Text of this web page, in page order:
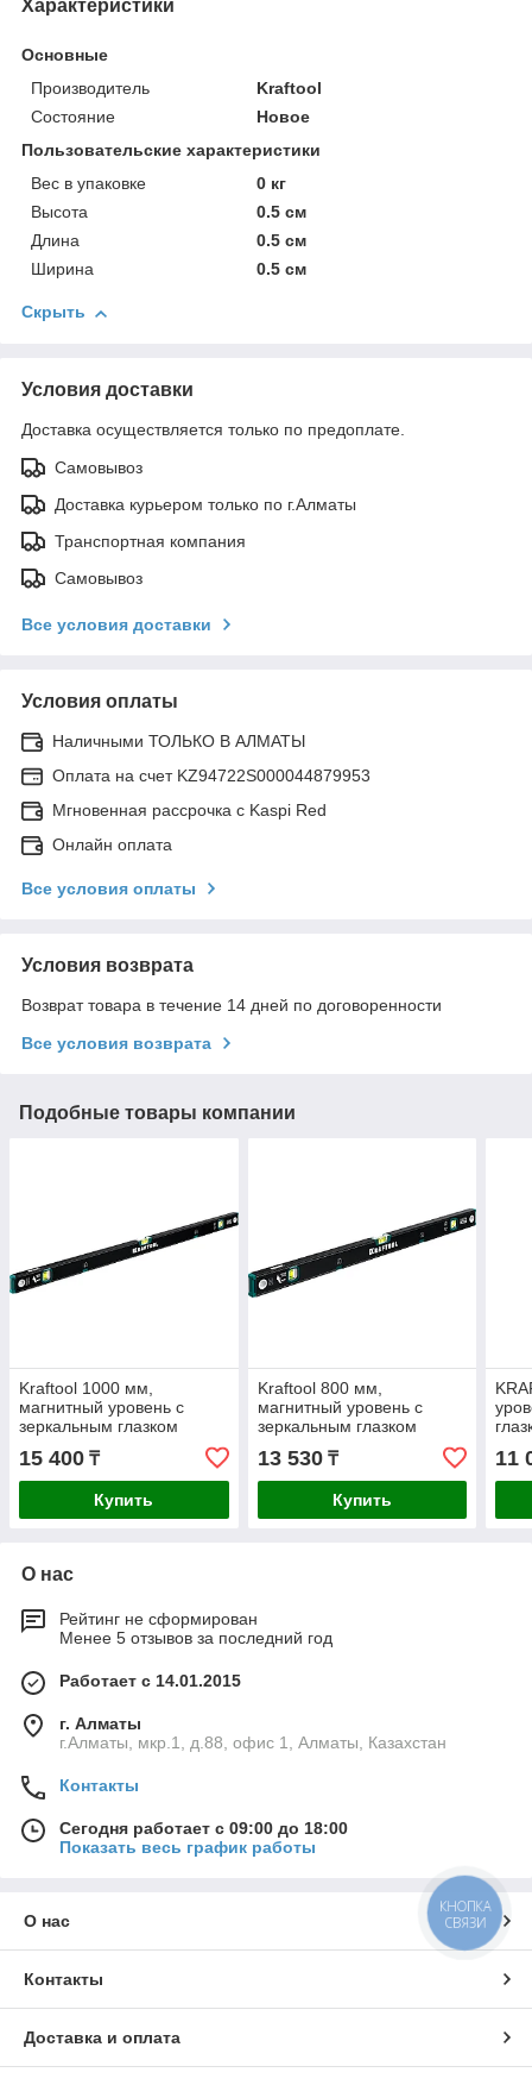
Характеристики
Основные
Производитель
Kraftool
Состояние
Новое
Пользовательские характеристики
Вес в упаковке
0 кг
Высота
0.5 см
Длина
0.5 см
Ширина
0.5 см
Скрыть
Условия доставки
Доставка осуществляется только по предоплате.
Самовывоз
Доставка курьером только по г.Алматы
Транспортная компания
Самовывоз
Все условия доставки
Условия оплаты
Наличными ТОЛЬКО В АЛМАТЫ
Оплата на счет KZ94722S000044879953
Мгновенная рассрочка с Kaspi Red
Онлайн оплата
Все условия оплаты
Условия возврата
Возврат товара в течение 14 дней по договоренности
Все условия возврата
Подобные товары компании
Kraftool 1000 мм,
магнитный уровень с
зеркальным глазком
15 400 ₸
Купить
Kraftool 800 мм,
магнитный уровень с
зеркальным глазком
13 530₸
Купить
11
О нас
Рейтинг не сформирован
Менее 5 отзывов за последний год
Работает с 14.01.2015
г. Алматы
г.Алматы, мкр.1, д.88, офис 1, Алматы, Казахстан
Контакты
Сегодня работает с 09:00 до 18:00
Показать весь график работы
О нас
Контакты
Доставка и оплата
КНОПКА
СВЯЗИ